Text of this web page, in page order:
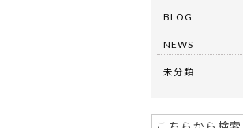
BLOG
NEWS
未分類